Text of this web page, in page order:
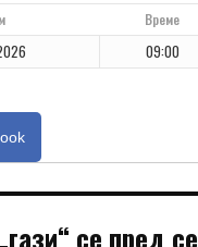
Време
09:00
се пред